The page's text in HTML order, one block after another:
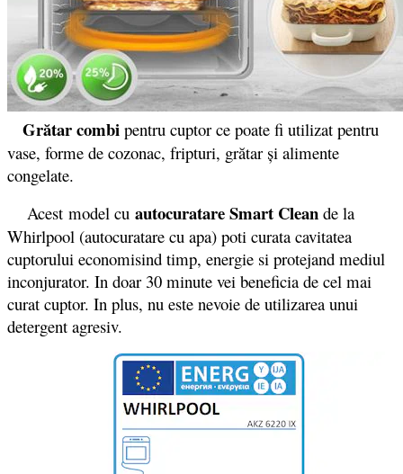
Grătar combi pentru cuptor ce poate fi utilizat pentru
vase, forme de cozonac, fripturi, grătar și alimente
congelate.
Acest model cu autocuratare Smart Clean de la
Whirlpool (autocuratare cu apa) poti curata cavitatea
cuptorului economisind timp, energie si protejand mediul
inconjurator. In doar 30 minute vei beneficia de cel mai
curat cuptor. In plus, nu este nevoie de utilizarea unui
detergent agresiv.